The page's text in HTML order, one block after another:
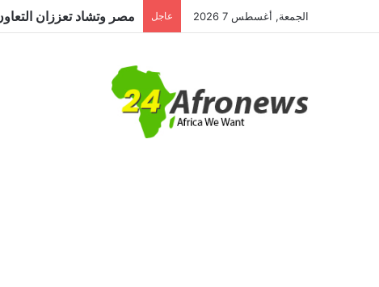
الجمعة, أغسطس 7 2026 عاجل مصر وتشاد تعززان